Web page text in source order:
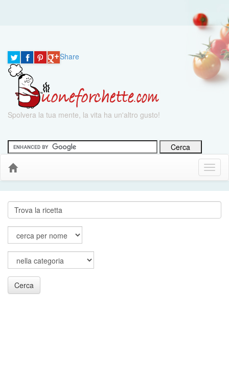
Share
Spolvera la tua mente, la vita ha un'altro gusto!
Menu
Down
Cerca
Cerca